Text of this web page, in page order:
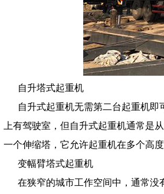
自升塔式起重机
自升式起重机无需第二台起重机即
上有驾驶室，但自升式起重机通常是
一个伸缩塔，它允许起重机在多个高
变幅臂塔式起重机
在狭窄的城市工作空间中，通常没